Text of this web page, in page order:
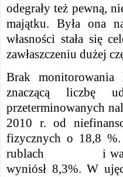
odegrały też pewną,
majątku. Była ona
własności stała się
zawłaszczeniu dużej
Brak
znaczącą liczbę
przeterminowanych
2010 r. od
fizycznych o 18,8 %.
rublach i walutach
wyniósł 8,3%. W